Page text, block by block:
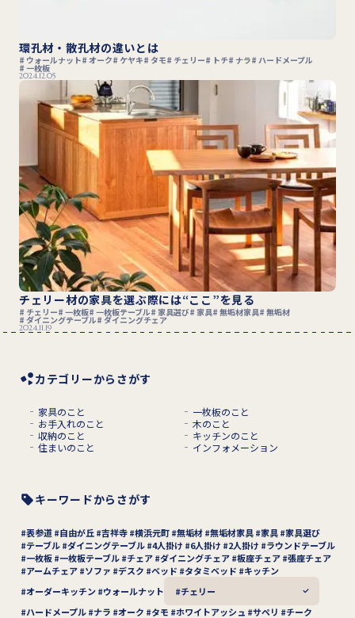
カテゴリーからさがす
家具のこと
一枚板のこと
お手入れのこと
木のこと
収納のこと
キッチンのこと
住まいのこと
インフォメーション
キーワードからさがす
表参道 自由が丘 吉祥寺 横浜元町 無垢材 無垢材家具 家具
家具選び
テーブル ダイニングテーブル 4人掛け 6人掛け 2人掛け
ラウンドテーブル
一枚板 一枚板テーブル チェア ダイニングチェア 板座チェア 張座チェア
アームチェア
ソファ デスク ベッド タタミベッド
キッチン
オーダーキッチン
ウォールナット
チェリー
ハードメープル
ナラ オーク タモ ホワイトアッシュ サペリ
チーク
環孔材・散孔材の違いとは
ウォールナット オーク ケヤキ タモ チェリー トチ ナラ ハードメープル
一枚板
2024.12.05
チェリー材の家具を選ぶ際には“ここ”を見る
チェリー 一枚板 一枚板テーブル 家具選び 家具 無垢材家具 無垢材
ダイニングテーブル ダイニングチェア
2024.11.19